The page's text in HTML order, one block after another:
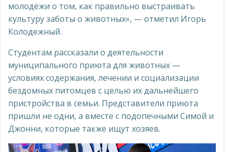
молодёжи о том, как правильно выстраивать
культуру заботы о животных», — отметил Игорь
Колодежный.
Студентам рассказали о деятельности
муниципального приюта для животных —
условиях содержания, лечении и социализации
бездомных питомцев с целью их дальнейшего
пристройства в семьи. Представители приюта
пришли не одни, а вместе с подопечными Симой и
Джонни, которые также ищут хозяев.